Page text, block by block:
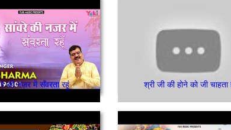
की नज़र में सँवरता रहूं श्री जी की होने को जी चाहता